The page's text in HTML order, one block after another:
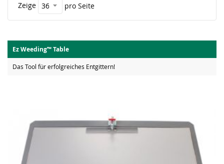
Zeige pro Seite
Ez Weeding™ Table
Das Tool für erfolgreiches Entgittern!